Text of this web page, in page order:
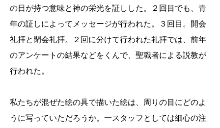
の日が持つ意味と神の栄光を証しした。２回目でも、青
年の証しによってメッセージが行われた。３回目。開会
礼拝と閉会礼拝。２回に分けて行われた礼拝では、前年
のアンケートの結果などをくんで、聖職者による説教が
行われた。
私たちが混ぜた絵の具で描いた絵は、周りの目にどのよ
うに写っていただろうか。一スタッフとしては細心の注